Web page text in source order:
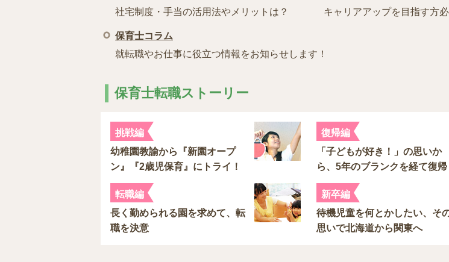
社宅制度・手当の活用法やメリットは？
キャリアアップを目指す方必
保育士コラム
就転職やお仕事に役立つ情報をお知らせします！
保育士転職ストーリー
挑戦編
幼稚園教諭から『新園オープ
ン』『2歳児保育』にトライ！
復帰編
「子どもが好き！」の思いか
ら、5年のブランクを経て復帰
転職編
長く勤められる園を求めて、転
職を決意
新卒編
待機児童を何とかしたい、そ
思いで北海道から関東へ